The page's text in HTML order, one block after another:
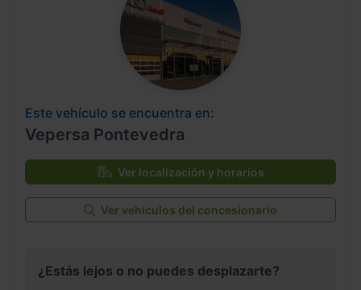
Este vehículo se encuentra en:
Vepersa Pontevedra
Ver localización y horarios
Ver vehículos del concesionario
¿Estás lejos o no puedes desplazarte?